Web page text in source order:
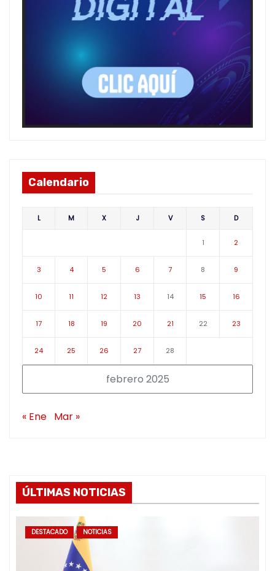
Calendario
febrero 2025
L M X J V S D
1 2
3 4 5 6 7 8 9
10 11 12 13 14 15 16
17 18 19 20 21 22 23
24 25 26 27 28
« Ene Mar »
ÚLTIMAS NOTICIAS
DESTACADO NOTICIAS